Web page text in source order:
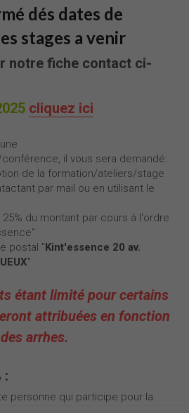
dés dates de
stages a venir
notre fiche contact ci-
cliquez ici
il vous sera demandé:
de la formation/ateliers/stage
par mail ou en utilisant le
du montant par cours à l'ordre
postal "Kint'essence 20 av.
"
étant limité pour certains
attribuées en fonction
arrhes.
:
personne qui participe pour la